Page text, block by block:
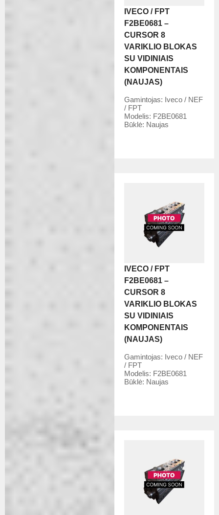
IVECO / FPT
F2BE0681 –
CURSOR 8
VARIKLIO BLOKAS
SU VIDINIAIS
KOMPONENTAIS
(NAUJAS)
Gamintojas: Iveco / NEF
/ FPT
Modelis: F2BE0681
Būklė: Naujas
IVECO / FPT
F2BE0681 –
CURSOR 8
VARIKLIO BLOKAS
SU VIDINIAIS
KOMPONENTAIS
(NAUJAS)
Gamintojas: Iveco / NEF
/ FPT
Modelis: F2BE0681
Būklė: Naujas